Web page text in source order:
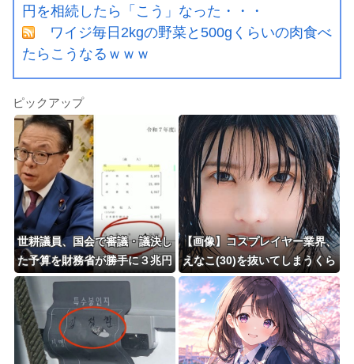
円を相続したら「こう」なった・・・
ワイジ毎日2kgの野菜と500gくらいの肉食べ
たらこうなるｗｗｗ
ピックアップ
世耕議員、国会で審議・議決し
た予算を財務省が勝手に３兆円
動かしていると指摘・問題視
【画像】コスプレイヤー業界、
えなこ(30)を抜いてしまうくら
い人気の22歳の美少女が可愛
すぎる